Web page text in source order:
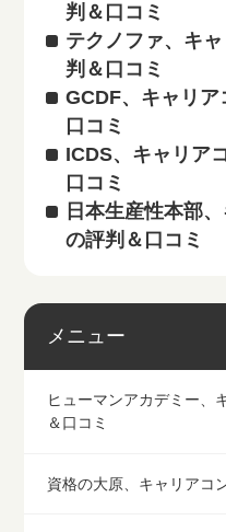
判＆口コミ
テクノファ、キ
判＆口コミ
GCDF、キャリア
口コミ
ICDS、キャリア
口コミ
日本生産性本部
の評判＆口コミ
メニュー
ヒューマンアカデミー、
＆口コミ
資格の大原、キャリアコ